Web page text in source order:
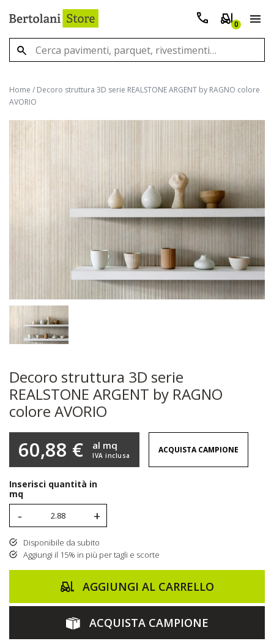
0
Home / Decoro struttura 3D serie REALSTONE ARGENT by RAGNO colore
AVORIO
Decoro struttura 3D serie
REALSTONE ARGENT by RAGNO
colore AVORIO
60,88 € IVA inclusa
al mq ACQUISTA CAMPIONE
Inserisci quantità in
mq
- +
Disponibile da subito
Aggiungi il 15% in più per tagli e scorte
AGGIUNGI AL CARRELLO
ACQUISTA CAMPIONE